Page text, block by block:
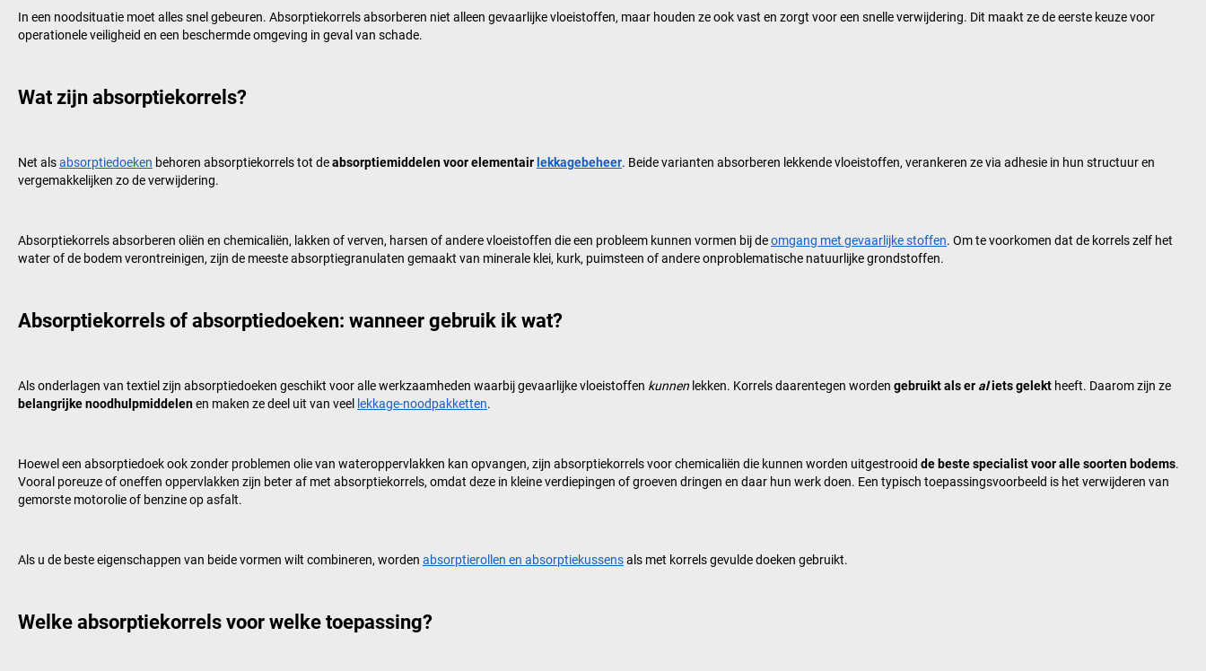
In een noodsituatie moet alles snel gebeuren. Absorptiekorrels absorberen niet alleen gevaarlijke vloeistoffen, maar houden ze ook vast en zorgt voor een snelle verwijdering. Dit maakt ze de eerste keuze voor
operationele veiligheid en een beschermde omgeving in geval van schade.
Wat zijn absorptiekorrels?
Net alsabsorptiedoeken behoren absorptiekorrels tot deabsorptiemiddelen voor elementair lekkagebeheer. Beide varianten absorberen lekkende vloeistoffen, verankeren ze via adhesie in hun structuur en
vergemakkelijken zo de verwijdering.
Absorptiekorrels absorberen oliën en chemicaliën, lakken of verven, harsen of andere vloeistoffen die een probleem kunnen vormen bij deomgang met gevaarlijke stoffen. Om te voorkomen dat de korrels zelf het
water of de bodem verontreinigen, zijn de meeste absorptiegranulaten gemaakt van minerale klei, kurk, puimsteen of andere onproblematische natuurlijke grondstoffen.
Absorptiekorrels of absorptiedoeken: wanneer gebruik ik wat?
Als onderlagen van textiel zijn absorptiedoeken geschikt voor alle werkzaamheden waarbij gevaarlijke vloeistoffen kunnen lekken. Korrels daarentegen worden gebruikt als er aliets gelekt heeft. Daarom zijn ze
belangrijke noodhulpmiddelenen maken ze deel uit van veel lekkage-noodpakketten.
Hoewel een absorptiedoek ook zonder problemen olie van wateroppervlakken kan opvangen, zijn absorptiekorrels voor chemicaliën die kunnen worden uitgestrooid de beste specialist voor alle soorten bodems.
Vooral poreuze of oneffen oppervlakken zijn beter af met absorptiekorrels, omdat deze in kleine verdiepingen of groeven dringen en daar hun werk doen. Een typisch toepassingsvoorbeeld is het verwijderen van
gemorste motorolie of benzine op asfalt.
Als u de beste eigenschappen van beide vormen wilt combineren, worden absorptierollen en absorptiekussensals met korrels gevulde doeken gebruikt.
Welke absorptiekorrels voor welke toepassing?